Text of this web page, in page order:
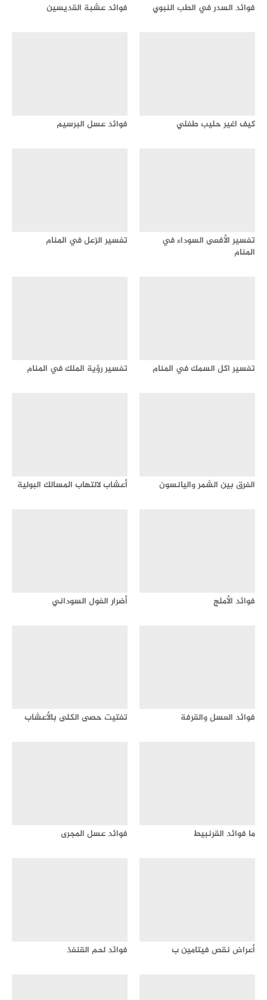
فوائد السدر في الطب النبوي فوائد عشبة القديسين
كيف اغير حليب طفلي فوائد عسل البرسيم
تفسير الأفعى السوداء في
المنام
تفسير الزعل في المنام
تفسير اكل السمك في المنام تفسير رؤية الملك في المنام
الفرق بين الشمر واليانسون أعشاب لالتهاب المسالك البولية
فوائد الأملج أضرار الفول السوداني
فوائد العسل والقرفة تفتيت حصى الكلى بالأعشاب
ما فوائد القرنبيط فوائد عسل المجرى
أعراض نقص فيتامين ب فوائد لحم القنفذ